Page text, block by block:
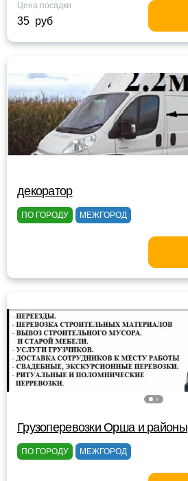
Цена посадки
35 руб
декоратор
ПО ГОРОДУ МЕЖГОРОД
Грузоперевозки Орша и районы
ПО ГОРОДУ МЕЖГОРОД